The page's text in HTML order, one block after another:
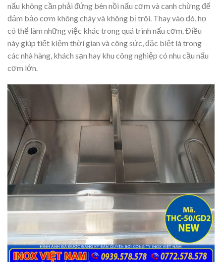
nấu không cần phải đứng bên nồi nấu cơm và canh chừng để
đảm bảo cơm không cháy và không bị trôi. Thay vào đó, họ
có thể làm những việc khác trong quá trình nấu cơm. Điều
này giúp tiết kiệm thời gian và công sức, đặc biệt là trong
các nhà hàng, khách sạn hay khu công nghiệp có nhu cầu nấu
cơm lớn.